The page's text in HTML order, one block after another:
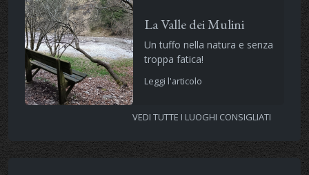
La Valle dei Mulini
Un tuffo nella natura e senza
troppa fatica!
Leggi l'articolo
VEDI TUTTE I LUOGHI CONSIGLIATI